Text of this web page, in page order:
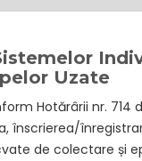
Uzate
Hotărârii nr. 714
înscrierea/
de colectare și